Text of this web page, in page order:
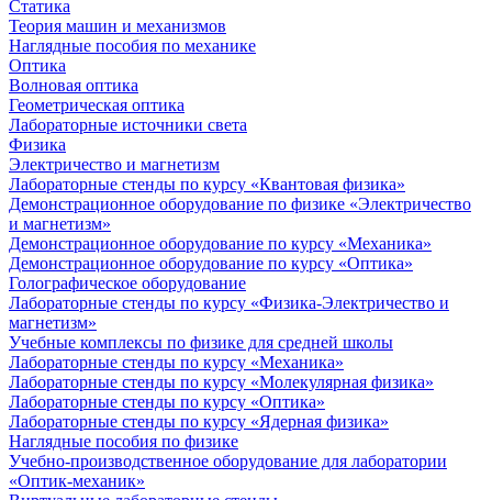
Статика
Теория машин и механизмов
Наглядные пособия по механике
Оптика
Волновая оптика
Геометрическая оптика
Лабораторные источники света
Физика
Электричество и магнетизм
Лабораторные стенды по курсу «Квантовая физика»
Демонстрационное оборудование по физике «Электричество
и магнетизм»
Демонстрационное оборудование по курсу «Механика»
Демонстрационное оборудование по курсу «Оптика»
Голографическое оборудование
Лабораторные стенды по курсу «Физика-Электричество и
магнетизм»
Учебные комплексы по физике для средней школы
Лабораторные стенды по курсу «Механика»
Лабораторные стенды по курсу «Молекулярная физика»
Лабораторные стенды по курсу «Оптика»
Лабораторные стенды по курсу «Ядерная физика»
Наглядные пособия по физике
Учебно-производственное оборудование для лаборатории
«Оптик-механик»